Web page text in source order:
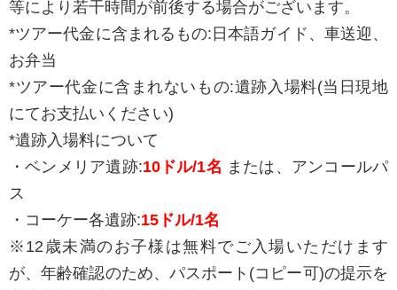
等により若干時間が前後する場合がございます。
*ツアー代金に含まれるもの:日本語ガイド、車送迎、
お弁当
*ツアー代金に含まれないもの:遺跡入場料(当日現地
にてお支払いください)
*遺跡入場料について
・ベンメリア遺跡:10ドル/1名 または、アンコールパ
ス
・コーケー各遺跡:15ドル/1名
※12歳未満のお子様は無料でご入場いただけます
が、年齢確認のため、パスポート(コピー可)の提示を